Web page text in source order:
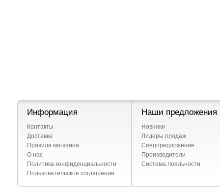
Информация
Контакты
Доставка
Правила магазина
О нас
Политика конфиденциальности
Пользовательское соглашение
Наши предложения
Новинки
Лидеры продаж
Спецпредложение
Производители
Система лояльности